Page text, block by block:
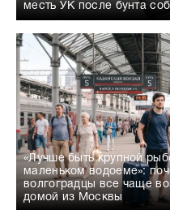
месть УК после бунта
«Лучше быть крупной
маленьком водоеме»:
волгоградцы все чаще
домой из Москвы